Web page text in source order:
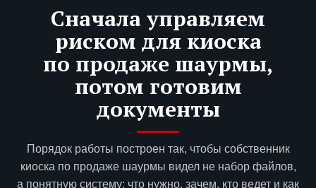
Сначала управляем
риском для киоска
по продаже шаурмы,
потом готовим
документы
Порядок работы построен так, чтобы собственник
киоска по продаже шаурмы видел не набор файлов,
а понятную систему: что нужно, зачем, кто ведет и как